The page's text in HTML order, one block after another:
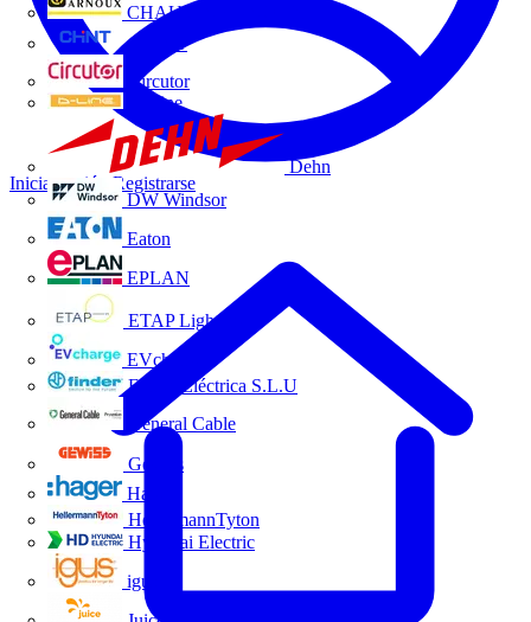
CHAUVIN ARNOUX
CHINT
Circutor
D-Line
Dehn
DW Windsor
Eaton
EPLAN
ETAP Lighting
EVcharge
Finder Eléctrica S.L.U
General Cable
Gewiss
Hager
HellermannTyton
Hyundai Electric
igus
Iniciar sesión Registrarse